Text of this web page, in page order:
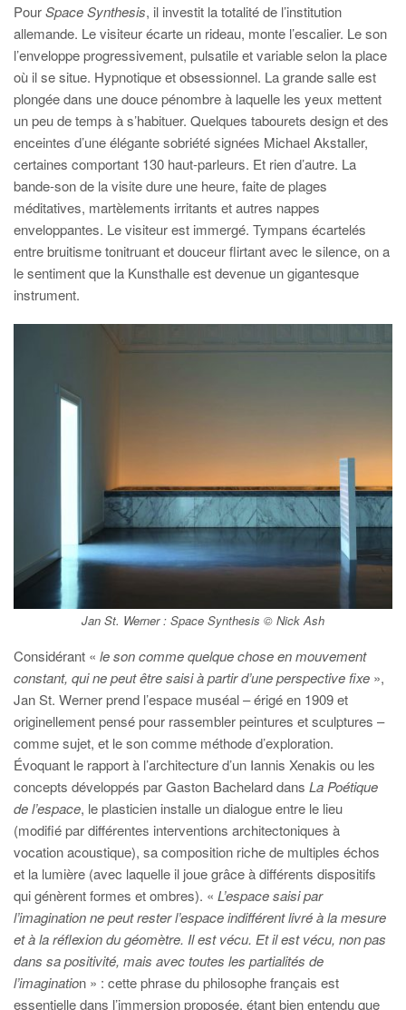
PourSpace Synthesis, il investit la totalité de l’institution
allemande. Le visiteur écarte un rideau, monte l’escalier. Le son
l’enveloppe progressivement, pulsatile et variable selon la place
où il se situe. Hypnotique et obsessionnel. La grande salle est
plongée dans une douce pénombre à laquelle les yeux mettent
un peu de temps à s’habituer. Quelques tabourets design et des
enceintes d’une élégante sobriété signées Michael Akstaller,
certaines comportant 130 haut-parleurs. Et rien d’autre. La
bande-son de la visite dure une heure, faite de plages
méditatives, martèlements irritants et autres nappes
enveloppantes. Le visiteur est immergé. Tympans écartelés
entre bruitisme tonitruant et douceur flirtant avec le silence, on a
le sentiment que la Kunsthalle est devenue un gigantesque
instrument.
Jan St. Werner : Space Synthesis © Nick Ash
Considérant « le son comme quelque chose en mouvement
constant, qui ne peut être saisi à partir d’une perspective fixe »,
Jan St. Werner prend l’espace muséal – érigé en 1909 et
originellement pensé pour rassembler peintures et sculptures –
comme sujet, et le son comme méthode d’exploration.
Évoquant le rapport à l’architecture d’un Iannis Xenakis ou les
concepts développés par Gaston Bachelard dans La Poétique
de l’espace, le plasticien installe un dialogue entre le lieu
(modifié par différentes interventions architectoniques à
vocation acoustique), sa composition riche de multiples échos
et la lumière (avec laquelle il joue grâce à différents dispositifs
qui génèrent formes et ombres). « L’espace saisi par
l’imagination ne peut rester l’espace indifférent livré à la mesure
et à la réflexion du géomètre. Il est vécu. Et il est vécu, non pas
dans sa positivité, mais avec toutes les partialités de
l’imagination » : cette phrase du philosophe français est
essentielle dans l’immersion proposée, étant bien entendu que